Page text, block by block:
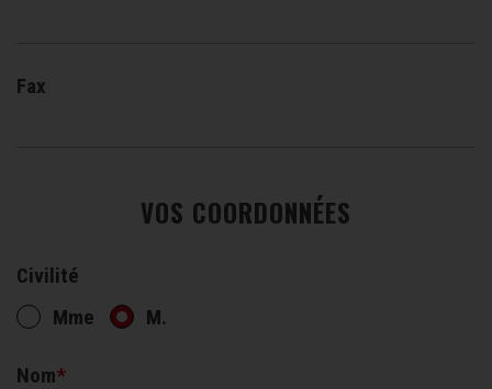
Fax
VOS COORDONNÉES
Civilité
Mme
M.
Nom